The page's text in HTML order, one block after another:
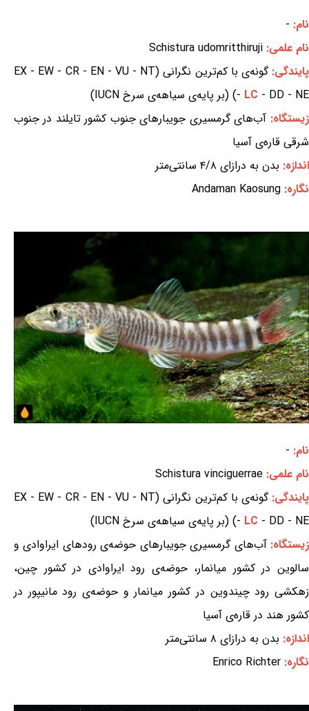
نام: -
نام علمی: Schistura udomritthiruji
پایندگی:
گونه‌ی با کم‌ترین نگرانی (EX - EW - CR - EN - VU - NT
- LC - DD - NE) (بر پایه‌ی سیاهه‌ی سرخ IUCN)
زیستگاه: آب‌های گرمسیری جویبارهای جنوب کشور تایلند در جنوب
شرقی قاره‌ی آسیا
اندازه: بدن به درازای ۴/۸ سانتی‌متر
نگاره: Andaman Kaosung
نام: -
نام علمی: Schistura vinciguerrae
پایندگی:
گونه‌ی با کم‌ترین نگرانی (EX - EW - CR - EN - VU - NT
- LC - DD - NE) (بر پایه‌ی سیاهه‌ی سرخ IUCN)
زیستگاه:آب‌های گرمسیری جویبارهای حوضه‌ی رودهای ایراوادی و
سالوین در کشور میانمار، حوضه‌ی رود ایراوادی در کشور چین،
زهکشی رود چیندوین در کشور میانمار و حوضه‌ی رود مانیپور در
کشور هند در قاره‌ی آسیا
اندازه: بدن به درازای ۸ سانتی‌متر
نگاره: Enrico Richter